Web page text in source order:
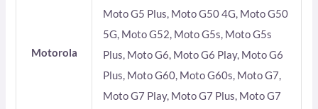
Motorola
Moto G5 Plus, Moto G50 4G, Moto G50
5G, Moto G52, Moto G5s, Moto G5s
Plus, Moto G6, Moto G6 Play, Moto G6
Plus, Moto G60, Moto G60s, Moto G7,
Moto G7 Play, Moto G7 Plus, Moto G7